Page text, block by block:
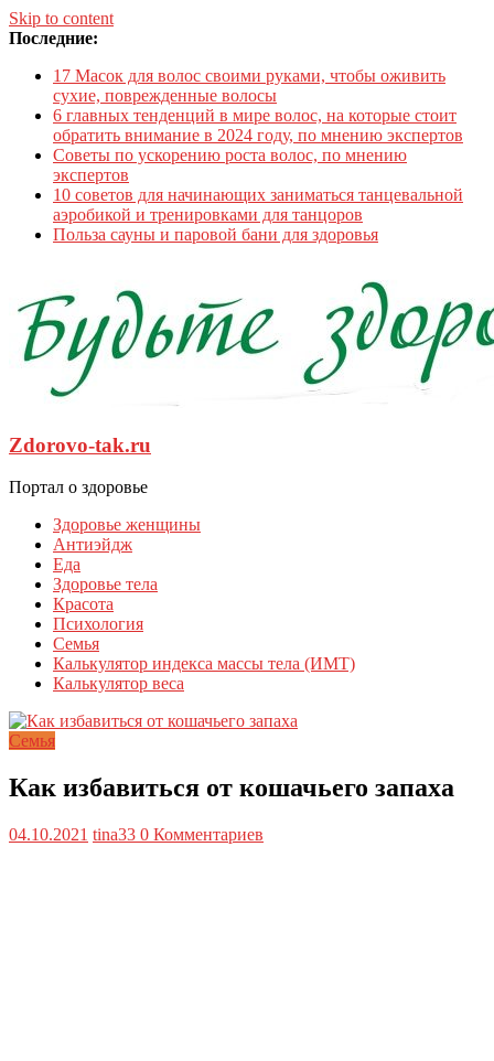
Skip to content
Последние:
17 Масок для волос своими руками, чтобы оживить
сухие, поврежденные волосы
6 главных тенденций в мире волос, на которые стоит
обратить внимание в 2024 году, по мнению экспертов
Советы по ускорению роста волос, по мнению
экспертов
10 советов для начинающих заниматься танцевальной
аэробикой и тренировками для танцоров
Польза сауны и паровой бани для здоровья
Zdorovo-tak.ru
Портал о здоровье
Здоровье женщины
Антиэйдж
Еда
Здоровье тела
Красота
Психология
Семья
Калькулятор индекса массы тела (ИМТ)
Калькулятор веса
Семья
Как избавиться от кошачьего запаха
04.10.2021 tina33 0 Комментариев